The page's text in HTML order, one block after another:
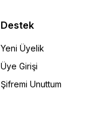
Destek
Yeni Üyelik
Üye Girişi
Şifremi Unuttum